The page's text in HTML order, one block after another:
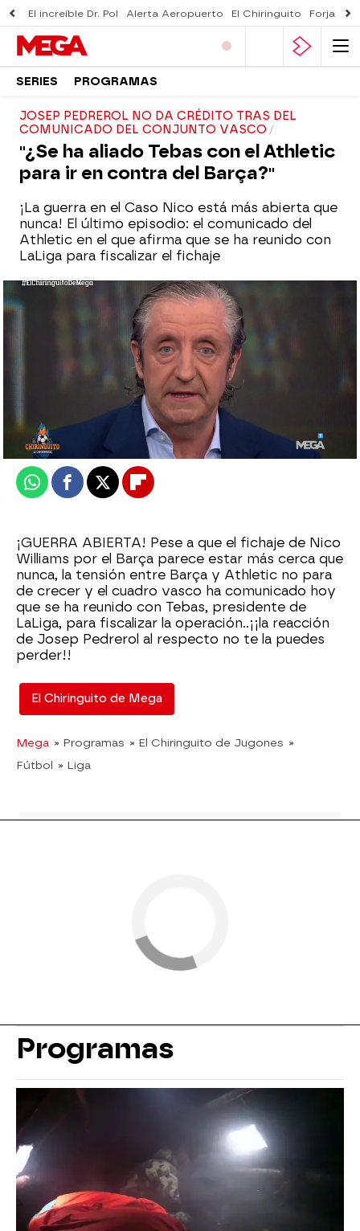
El increíble Dr. Pol Alerta Aeropuerto El Chiringuito Forjado
SERIES PROGRAMAS
JOSEP PEDREROL NO DA CRÉDITO TRAS DEL
COMUNICADO DEL CONJUNTO VASCO
"¿Se ha aliado Tebas con el Athletic
para ir en contra del Barça?"
¡La guerra en el Caso Nico está más abierta que
nunca! El último episodio: el comunicado del
Athletic en el que afirma que se ha reunido con
LaLiga para fiscalizar el fichaje
Publicado: 27 de junio de 2025, 00:41
WhatsappFacebook
X Flipboard
¡GUERRA ABIERTA! Pese a que el fichaje de Nico
Williams por el Barça parece estar más cerca que
nunca, la tensión entre Barça y Athletic no para
de crecer y el cuadro vasco ha comunicado hoy
que se ha reunido con Tebas, presidente de
LaLiga, para fiscalizar la operación..¡¡la reacción
de Josep Pedrerol al respecto no te la puedes
perder!!
El Chiringuito de Mega
Mega » Programas » El Chiringuito de Jugones »
Fútbol » Liga
Programas